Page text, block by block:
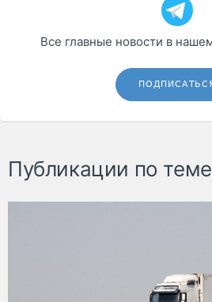
Все главные новости в
Публикации по теме